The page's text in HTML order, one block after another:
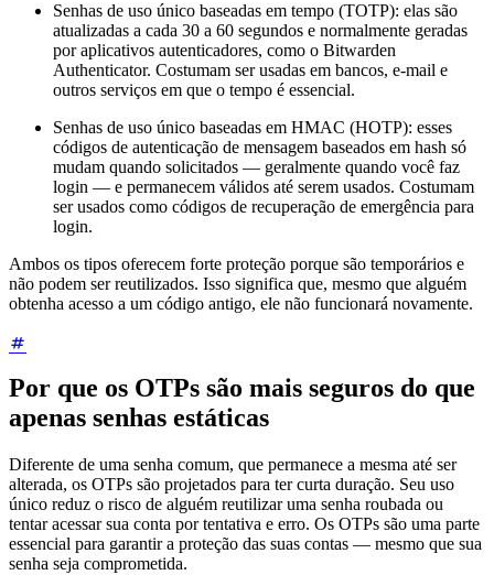
Senhas de uso único baseadas em tempo (TOTP): elas são
atualizadas a cada 30 a 60 segundos e normalmente geradas
por aplicativos autenticadores, como o Bitwarden
Authenticator. Costumam ser usadas em bancos, e-mail e
outros serviços em que o tempo é essencial.
Senhas de uso único baseadas em HMAC (HOTP): esses
códigos de autenticação de mensagem baseados em hash só
mudam quando solicitados — geralmente quando você faz
login — e permanecem válidos até serem usados. Costumam
ser usados como códigos de recuperação de emergência para
login.
Ambos os tipos oferecem forte proteção porque são temporários e
não podem ser reutilizados. Isso significa que, mesmo que alguém
obtenha acesso a um código antigo, ele não funcionará novamente.
Por que os OTPs são mais seguros do que
apenas senhas estáticas
Diferente de uma senha comum, que permanece a mesma até ser
alterada, os OTPs são projetados para ter curta duração. Seu uso
único reduz o risco de alguém reutilizar uma senha roubada ou
tentar acessar sua conta por tentativa e erro. Os OTPs são uma parte
essencial para garantir a proteção das suas contas — mesmo que sua
senha seja comprometida.